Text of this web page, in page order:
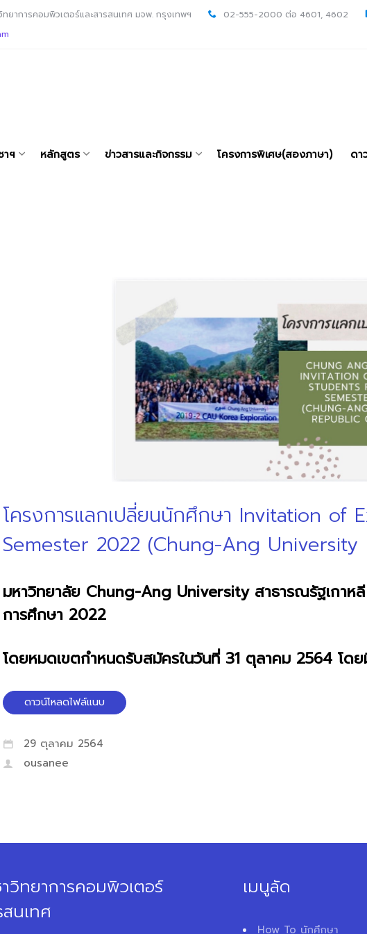
ทยาการคอมพิวเตอร์และสารสนเทศ มจพ. กรุงเทพฯ 02-555-2000 ต่อ 4601, 4602
าฯ หลักสูตร ข่าวสารและกิจกรรม โครงการพิเศษ(สองภาษา) ดา
โครงการแลกเปลี่ยนนักศึกษา Invitation of
Semester 2022 (Chung-Ang University
มหาวิทยาลัย Chung-Ang University สาธารณรัฐเกาห
การศึกษา 2022
โดยหมดเขตกำหนดรับสมัครในวันที่ 31 ตุลาคม 2564 โด
ดาวน์โหลดไฟล์แนบ
29 ตุลาคม 2564
ousanee
วิทยาการคอมพิวเตอร์
สนเทศ
เมนูลัด
How To นักศึกษา